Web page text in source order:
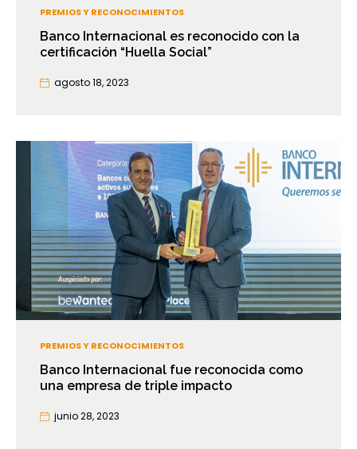
PREMIOS Y RECONOCIMIENTOS
Banco Internacional es reconocido con la
certificación “Huella Social”
agosto 18, 2023
PREMIOS Y RECONOCIMIENTOS
Banco Internacional fue reconocida como
una empresa de triple impacto
junio 28, 2023